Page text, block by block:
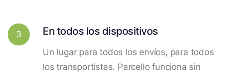
3 En todos los dispositivos
Un lugar para todos los envíos, para todos
los transportistas. Parcello funciona sin